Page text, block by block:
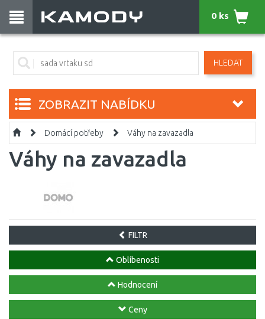
HLEDAT
0 ks
ZOBRAZIT NABÍDKU
Domácí potřeby Váhy na zavazadla
Váhy na zavazadla
FILTR
Oblíbenosti
Hodnocení
Ceny